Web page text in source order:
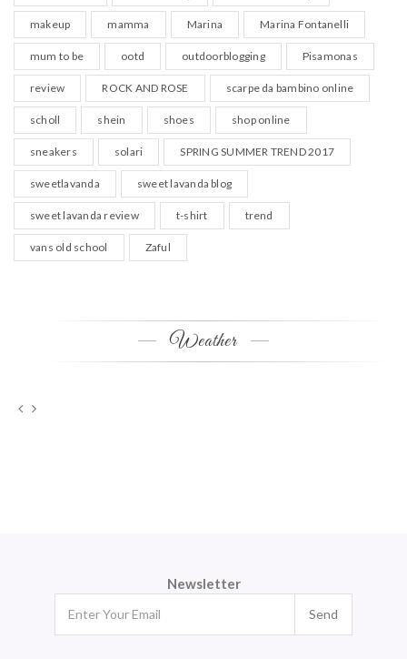
makeup mamma Marina Marina Fontanelli
mum to be ootd outdoorblogging Pisamonas
review ROCK AND ROSE scarpe da bambino online
scholl shein shoes shop online
sneakers solari SPRING SUMMER TREND 2017
sweetlavanda sweet lavanda blog
sweet lavanda review t-shirt trend
vans old school Zaful
Weather
Newsletter
Send